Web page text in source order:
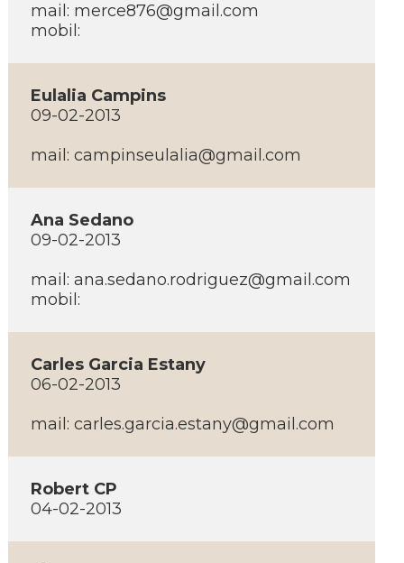
mail: merce876@gmail.com
mobil:
Eulalia Campins
09-02-2013
mail: campinseulalia@gmail.com
Ana Sedano
09-02-2013
mail: ana.sedano.rodriguez@gmail.com
mobil:
Carles Garcia Estany
06-02-2013
mail: carles.garcia.estany@gmail.com
Robert CP
04-02-2013